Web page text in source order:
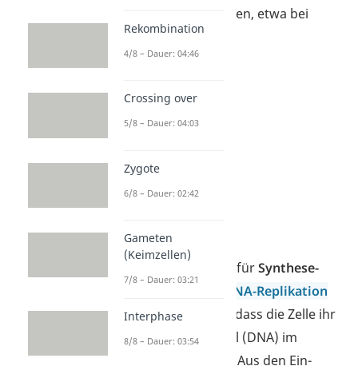
Zellen zerstört wurden, etwa bei
Verletzungen.
S-Phase
, kurz fürSynthese-
DNA-Replikation
statt. Das bedeutet, dass die Zelle ihr
genetisches Material (DNA) im
Zellkern verdoppelt. Aus den Ein-
Rekombination
4/8 – Dauer: 04:46
Crossing over
5/8 – Dauer: 04:03
Zygote
6/8 – Dauer: 02:42
Gameten
(Keimzellen)
7/8 – Dauer: 03:21
Interphase
8/8 – Dauer: 03:54